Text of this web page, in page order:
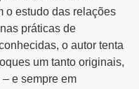
o estudo das relações
práticas de
o autor tenta
um tanto originais,
e sempre em